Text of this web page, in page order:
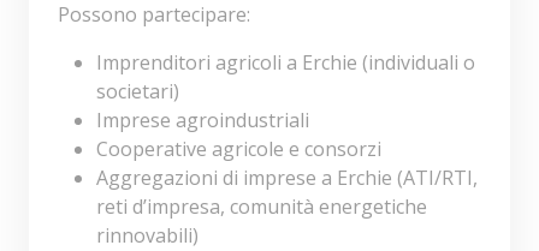
Possono partecipare:
Imprenditori agricoli a Erchie (individuali o
societari)
Imprese agroindustriali
Cooperative agricole e consorzi
Aggregazioni di imprese a Erchie (ATI/RTI,
reti d’impresa, comunità energetiche
rinnovabili)